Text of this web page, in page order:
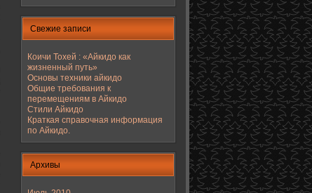
Свежие записи
Коичи Тохей : «Айкидо как
жизненный путь»
Основы техники айкидо
Общие требования к
перемещениям в Айкидо
Стили Айкидо
Краткая справочная информация
по Айкидо.
Архивы